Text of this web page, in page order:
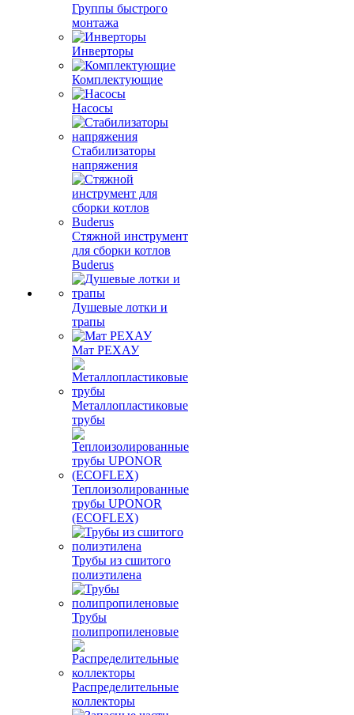
Группы быстрого
монтажа
Инверторы
Комплектующие
Насосы
Стабилизаторы
напряжения
Стяжной инструмент
для сборки котлов
Buderus
Душевые лотки и
трапы
Мат РЕХАУ
Металлопластиковые
трубы
Теплоизолированные
трубы UPONOR
(ECOFLEX)
Трубы из сшитого
полиэтилена
Трубы
полипропиленовые
Распределительные
коллекторы